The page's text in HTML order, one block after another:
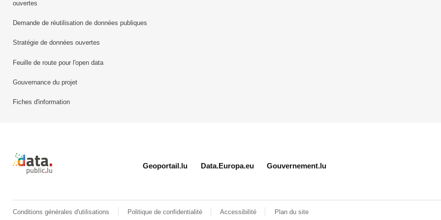
ouvertes
Demande de réutilisation de données publiques
Stratégie de données ouvertes
Feuille de route pour l'open data
Gouvernance du projet
Fiches d'information
Retour à l'accueil de data.public.lu
Geoportail.lu Data.Europa.eu Gouvernement.lu
Conditions générales d'utilisations Politique de confidentialité Accessibilité Plan du site